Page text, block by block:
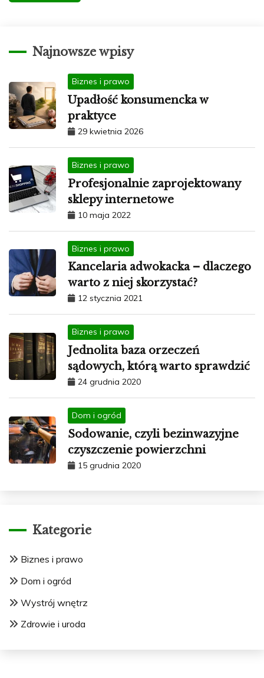
Najnowsze wpisy
Biznes i prawo
Upadłość konsumencka w
praktyce
29 kwietnia 2026
Biznes i prawo
Profesjonalnie zaprojektowany
sklepy internetowe
10 maja 2022
Biznes i prawo
Kancelaria adwokacka – dlaczego
warto z niej skorzystać?
12 stycznia 2021
Biznes i prawo
Jednolita baza orzeczeń
sądowych, którą warto sprawdzić
24 grudnia 2020
Dom i ogród
Sodowanie, czyli bezinwazyjne
czyszczenie powierzchni
15 grudnia 2020
Kategorie
Biznes i prawo
Dom i ogród
Wystrój wnętrz
Zdrowie i uroda